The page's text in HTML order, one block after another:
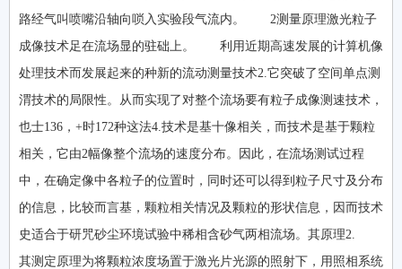
路经气叫喷嘴沿轴向唢入实验段气流内。 2测量原理激光粒子
成像技术足在流场显的驻础上。 利用近期高速发展的计算机像
处理技术而发展起来的种新的流动测量技术2.它突破了空间单点测
渭技术的局限性。从而实现了对整个流场要有粒子成像测速技术，
也士136，+时172种这法4.技术是基十像相关，而技术是基于颗粒
相关，它由2幅像整个流场的速度分布。因此，在流场测试过程
中，在确定像中各粒子的位置时，同时还可以得到粒子尺寸及分布
的信息，比较而言基，颗粒相关情况及颗粒的形状信息，因而技术
史适合于研咒砂尘环境试验中稀相含砂气两相流场。其原理2.
其测定原理为将颗粒浓度场置于激光片光源的照射下，用照相系统